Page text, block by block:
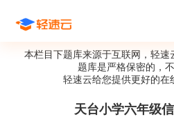
本栏目下题库来源于互联网，轻速
题库是严格保密的，
轻速云给您提供更好的在
天台小学六年级